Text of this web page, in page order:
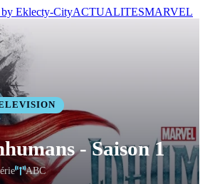
ACTUALITESMARVEL
- Saison 1
ABC